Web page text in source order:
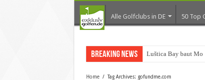
Alle Golfclubs in DE 50 Top
Breaking News Luštica Bay baut
Home / Tag Archives: gofundme.com